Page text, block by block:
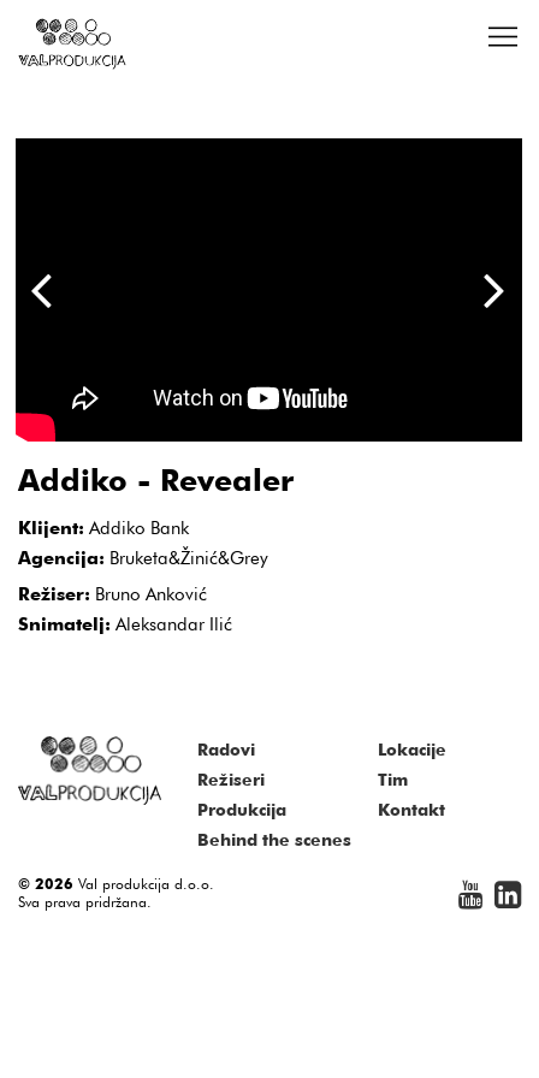
Addiko - Revealer
Klijent: Addiko Bank
Agencija: Bruketa&Žinić&Grey
Režiser: Bruno Anković
Snimatelj: Aleksandar Ilić
Radovi
Režiseri
Produkcija
Lokacije
Tim
Kontakt
Behind the scenes
© 2026 Val produkcija d.o.o.
Sva prava pridržana.